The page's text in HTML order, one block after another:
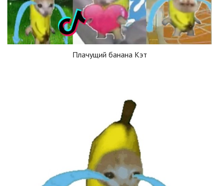
Плачущий банана Кэт